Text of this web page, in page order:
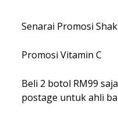
Senarai Promosi
Promosi Vitamin C
Beli 2 botol RM99
postage untuk ahli